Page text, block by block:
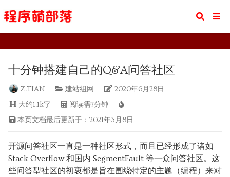
十分钟搭建自己的Q&A问答社区
十分钟搭建自己的Q&A问答社区
Z.TIAN 建站组网
2020年6月28日
大约1.1k字
阅读需7分钟
本页文档最后更新于：2021年3月8日
开源问答社区一直是一种社区形式，而且已经形成了诸如
Stack Overflow 和国内 SegmentFault 等一众问答社区。这
些问答型社区的初衷都是旨在围绕特定的主题（编程）来对